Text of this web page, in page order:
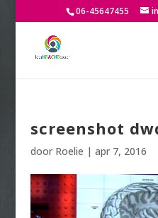
06-45647455
screenshot
door Roelie | apr 7, 2016